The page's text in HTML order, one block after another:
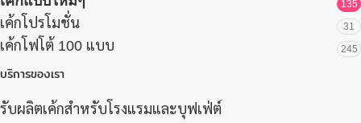
135
เค้กโปรโมชั่น 31
เค้กโฟโต้ 100 แบบ 245
บริการของเรา
รับผลิตเค้กสำหรับโรงแรมและบุฟเฟ่ต์